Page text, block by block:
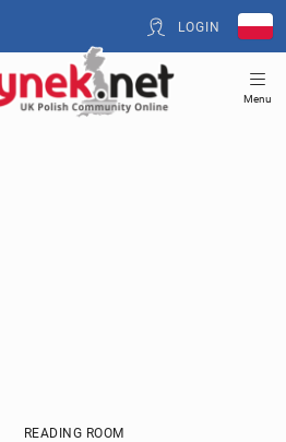
LOGIN
Menu
READING ROOM